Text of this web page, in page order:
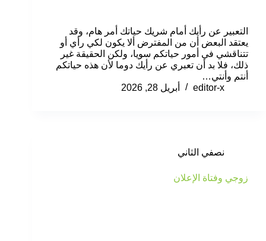
التعبير عن رأيك أمام شريك حياتك أمر هام، وقد
يعتقد البعض أن من المفترض ألا يكون لكي رأي أو
تتناقشي في أمور حياتكم سويا، ولكن الحقيقة غير
ذلك، فلا بد أن تعبري عن رأيك دوما لأن هذه حياتكم
أنتم وأنتي…
editor-x
أبريل 28, 2026
نصفي الثاني
زوجي وفتاة الإعلان